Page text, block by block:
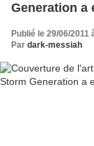
Generation a
Publié le 29/06/2011
Par dark-messiah